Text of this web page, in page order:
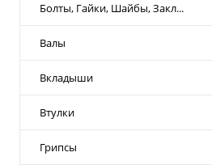
Болты, Гайки, Шайбы, Закл...
Валы
Вкладыши
Втулки
Грипсы